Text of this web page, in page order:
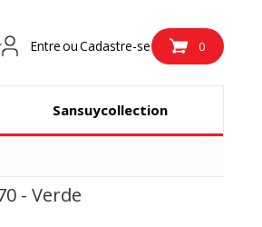
EntreouCadastre-se 0
Sansuycollection
- Verde